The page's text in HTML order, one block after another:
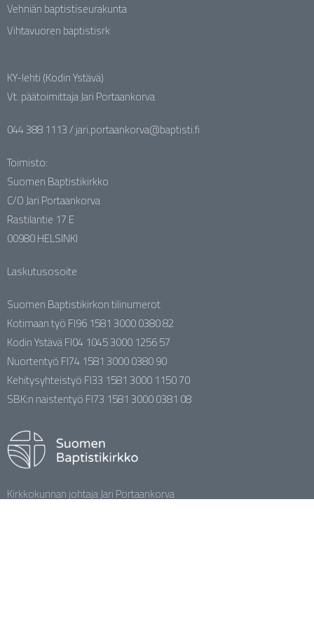
Vehniän baptistiseurakunta
Vihtavuoren baptistisrk
KY-lehti (Kodin Ystävä)
Vt. päätoimittaja Jari Portaankorva
044 388 1113 / jari.portaankorva@baptisti.fi
Toimisto:
Suomen Baptistikirkko
C/O Jari Portaankorva
Rastilantie 17 E
00980 HELSINKI
Laskutusosoite
Suomen Baptistikirkon tilinumerot
Kotimaan työ FI96 1581 3000 0380 82
Kodin Ystävä FI04 1045 3000 1256 57
Nuortentyö FI74 1581 3000 0380 90
Kehitysyhteistyö FI33 1581 3000 1150 70
SBK:n naistentyö FI73 1581 3000 0381 08
Kirkkokunnan johtaja Jari Portaankorva